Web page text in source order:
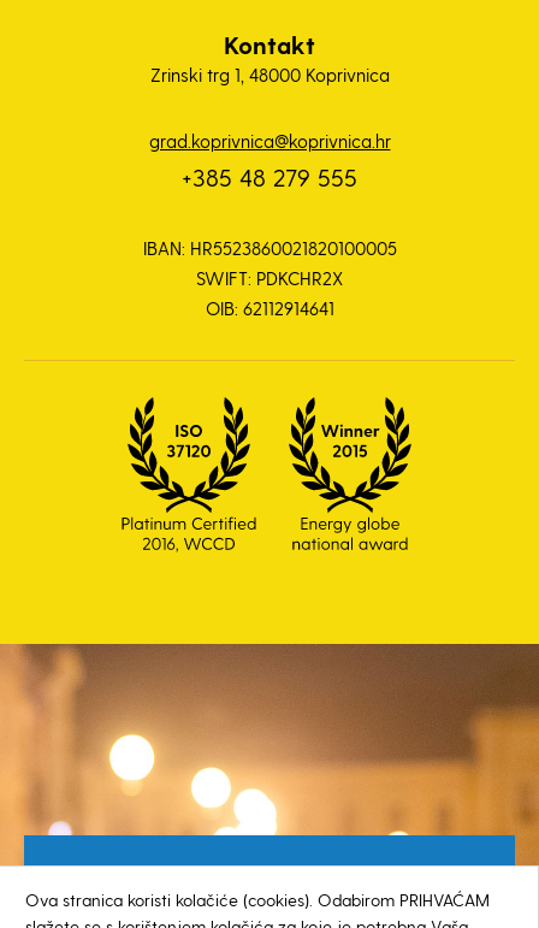
Kontakt
Zrinski trg 1, 48000 Koprivnica
grad.koprivnica@koprivnica.hr
+385 48 279 555
IBAN: HR5523860021820100005
SWIFT: PDKCHR2X
OIB: 62112914641
Ova stranica koristi kolačiće (cookies). Odabirom PRIHVAĆAM